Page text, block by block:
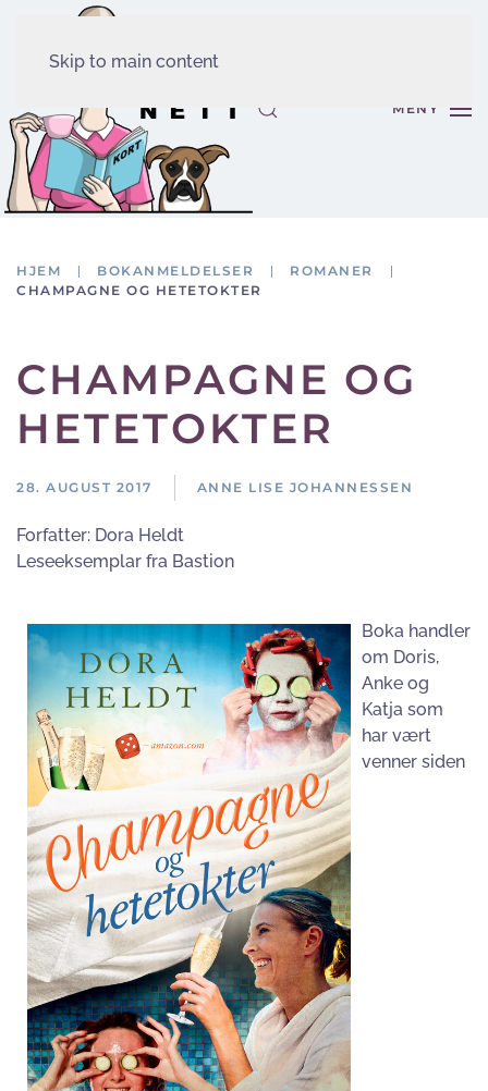
Skip to main content
MENY
HJEM BOKANMELDELSER
ROMANER
CHAMPAGNE OG HETETOKTER
CHAMPAGNE OG
HETETOKTER
28. AUGUST 2017 ANNE LISE JOHANNESSEN
Forfatter: Dora Heldt
Leseeksemplar fra Bastion
Boka handler
om Doris,
Anke og
Katja som
har vært
venner siden